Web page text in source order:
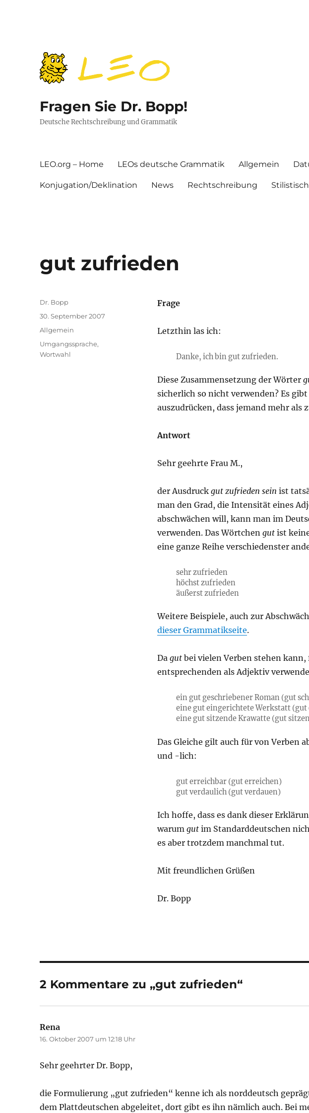
Fragen Sie Dr. Bopp!
Deutsche Rechtschreibung und Grammatik
LEO.org – Home LEOs deutsche Grammatik Allgemein
Konjugation/Deklination News Rechtschreibung
gut zufrieden
Frage
Letzthin las ich:
Danke, ich bin gut zufrieden.
Diese Zusammensetzung der Wörter
sicherlich so nicht verwenden? Es
auszudrücken, dass jemand mehr als
Antwort
Sehr geehrte Frau M.,
der Ausdruck gut zufrieden sein ist
man den Grad, die Intensität eines
abschwächen will, kann man im
verwenden. Das Wörtchen gutist
eine ganze Reihe verschiedenster
sehr zufrieden
höchst zufrieden
äußerst zufrieden
Weitere Beispiele, auch zur
dieser Grammatikseite.
Da gutbei vielen Verben stehen
entsprechenden als Adjektiv
ein gut geschriebener Roman (gut
eine gut eingerichtete Werkstatt
eine gut sitzende Krawatte (gut
Das Gleiche gilt auch für von Verben
und -lich:
gut erreichbar (gut erreichen)
gut verdaulich (gut verdauen)
Ich hoffe, dass es dank dieser
warum gutim Standarddeutschen
es aber trotzdem manchmal tut.
Mit freundlichen Grüßen
Dr. Bopp
Autor
Dr. Bopp
Veröffentlicht
am
30. September 2007
Kategorien
Allgemein
Schlagwörter
Umgangssprache,
Wortwahl
2 Kommentare zu „gut zufrieden“
Rena
16. Oktober 2007 um 12:18 Uhr
Sehr geehrter Dr. Bopp,
die Formulierung „gut zufrieden“ kenne ich als norddeutsch
dem Plattdeutschen abgeleitet, dort gibt es ihn nämlich auch. Bei